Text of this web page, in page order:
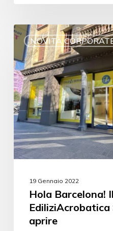
NOVITÀ
19 Gennaio 2022
Hola Barcelona!
aprire